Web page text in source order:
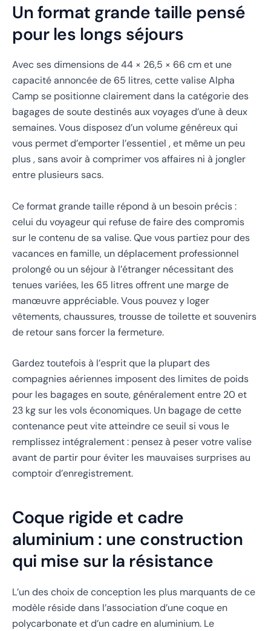
Un format grande taille pensé
pour les longs séjours
Avec ses dimensions de 44 × 26,5 × 66 cm et une
capacité annoncée de 65 litres, cette valise Alpha
Camp se positionne clairement dans la catégorie des
bagages de soute destinés aux voyages d’une à deux
semaines. Vous disposez d’un volume généreux qui
vous permet d’emporter l’essentiel , et même un peu
plus , sans avoir à comprimer vos affaires ni à jongler
entre plusieurs sacs.
Ce format grande taille répond à un besoin précis :
celui du voyageur qui refuse de faire des compromis
sur le contenu de sa valise. Que vous partiez pour des
vacances en famille, un déplacement professionnel
prolongé ou un séjour à l’étranger nécessitant des
tenues variées, les 65 litres offrent une marge de
manœuvre appréciable. Vous pouvez y loger
vêtements, chaussures, trousse de toilette et souvenirs
de retour sans forcer la fermeture.
Gardez toutefois à l’esprit que la plupart des
compagnies aériennes imposent des limites de poids
pour les bagages en soute, généralement entre 20 et
23 kg sur les vols économiques. Un bagage de cette
contenance peut vite atteindre ce seuil si vous le
remplissez intégralement : pensez à peser votre valise
avant de partir pour éviter les mauvaises surprises au
comptoir d’enregistrement.
Coque rigide et cadre
aluminium : une construction
qui mise sur la résistance
L’un des choix de conception les plus marquants de ce
modèle réside dans l’association d’une coque en
polycarbonate et d’un cadre en aluminium. Le